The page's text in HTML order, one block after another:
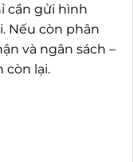
cần gửi hình
Nếu còn phân
và ngân sách –
còn lại.